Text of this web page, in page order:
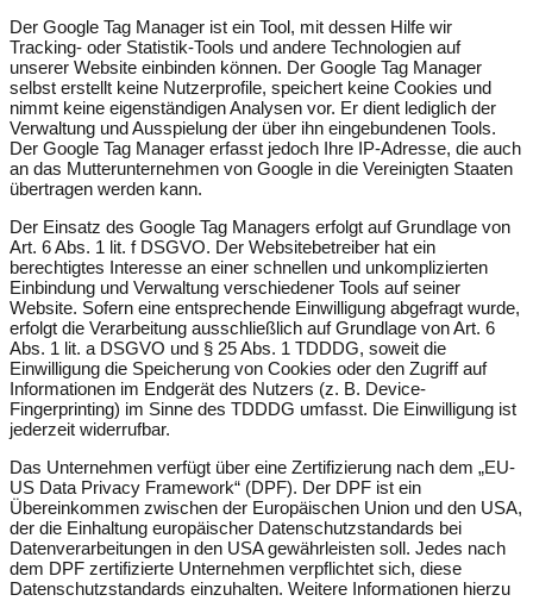
Der Google Tag Manager ist ein Tool, mit dessen Hilfe wir
Tracking- oder Statistik-Tools und andere Technologien auf
unserer Website einbinden können. Der Google Tag Manager
selbst erstellt keine Nutzerprofile, speichert keine Cookies und
nimmt keine eigenständigen Analysen vor. Er dient lediglich der
Verwaltung und Ausspielung der über ihn eingebundenen Tools.
Der Google Tag Manager erfasst jedoch Ihre IP-Adresse, die auch
an das Mutterunternehmen von Google in die Vereinigten Staaten
übertragen werden kann.
Der Einsatz des Google Tag Managers erfolgt auf Grundlage von
Art. 6 Abs. 1 lit. f DSGVO. Der Websitebetreiber hat ein
berechtigtes Interesse an einer schnellen und unkomplizierten
Einbindung und Verwaltung verschiedener Tools auf seiner
Website. Sofern eine entsprechende Einwilligung abgefragt wurde,
erfolgt die Verarbeitung ausschließlich auf Grundlage von Art. 6
Abs. 1 lit. a DSGVO und § 25 Abs. 1 TDDDG, soweit die
Einwilligung die Speicherung von Cookies oder den Zugriff auf
Informationen im Endgerät des Nutzers (z. B. Device-
Fingerprinting) im Sinne des TDDDG umfasst. Die Einwilligung ist
jederzeit widerrufbar.
Das Unternehmen verfügt über eine Zertifizierung nach dem „EU-
US Data Privacy Framework“ (DPF). Der DPF ist ein
Übereinkommen zwischen der Europäischen Union und den USA,
der die Einhaltung europäischer Datenschutzstandards bei
Datenverarbeitungen in den USA gewährleisten soll. Jedes nach
dem DPF zertifizierte Unternehmen verpflichtet sich, diese
Datenschutzstandards einzuhalten. Weitere Informationen hierzu